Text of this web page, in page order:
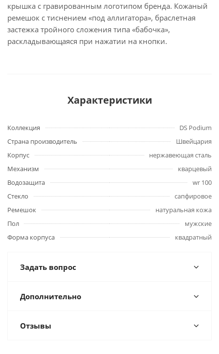
крышка с гравированным логотипом бренда. Кожаный
ремешок с тиснением «под аллигатора», браслетная
застежка тройного сложения типа «бабочка»,
раскладывающаяся при нажатии на кнопки.
Характеристики
Коллекция
DS Podium
Страна производитель
Швейцария
Корпус
нержавеющая сталь
Механизм
кварцевый
Водозащита
wr 100
Стекло
сапфировое
Ремешок
натуральная кожа
Пол
мужские
Форма корпуса
квадратный
Задать вопрос
Дополнительно
Отзывы